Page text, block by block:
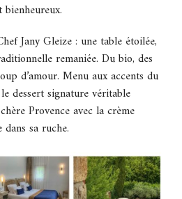
Jany Gleize : une table étoilée,
remaniée. Du bio, des
d’amour. Menu aux accents du
dessert signature véritable
Provence avec la crème
sa ruche.